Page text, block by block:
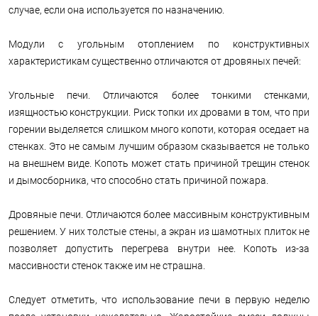
случае, если она используется по назначению.
Модули с угольным отоплением по конструктивных
характеристикам существенно отличаются от дровяных печей:
Угольные печи. Отличаются более тонкими стенками,
изящностью конструкции. Риск топки их дровами в том, что при
горении выделяется слишком много копоти, которая оседает на
стенках. Это не самым лучшим образом сказывается не только
на внешнем виде. Копоть может стать причиной трещин стенок
и дымосборника, что способно стать причиной пожара.
Дровяные печи. Отличаются более массивным конструктивным
решением. У них толстые стены, а экран из шамотных плиток не
позволяет допустить перегрева внутри нее. Копоть из-за
массивности стенок также им не страшна.
Следует отметить, что использование печи в первую неделю